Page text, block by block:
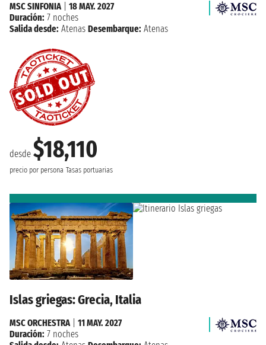
desde $18,110
precio por persona Tasas portuarias
MSC SINFONIA| 18 MAY. 2027
Duración: 7 noches
Salida desde: Atenas Desembarque: Atenas
Islas griegas: Grecia, Italia
MSC ORCHESTRA
11 MAY. 2027
Duración: 7 noches